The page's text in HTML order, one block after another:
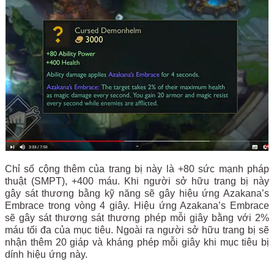
Chỉ số cộng thêm của trang bị này là +80 sức mạnh pháp
thuật (SMPT), +400 máu. Khi người sở hữu trang bị này
gây sát thương bằng kỹ năng sẽ gây hiệu ứng Azakana’s
Embrace trong vòng 4 giây. Hiệu ứng Azakana’s Embrace
sẽ gây sát thương sát thương phép mỗi giây bằng với 2%
máu tối đa của mục tiêu. Ngoài ra người sở hữu trang bị sẽ
nhận thêm 20 giáp và kháng phép mỗi giây khi mục tiêu bị
dính hiệu ứng này.